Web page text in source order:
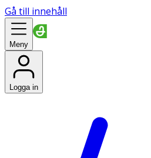
Gå till innehåll
Meny
Logga in